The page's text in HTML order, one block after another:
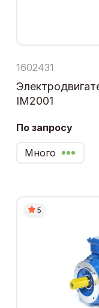
1602431
IM2001
По запросу
Много
5